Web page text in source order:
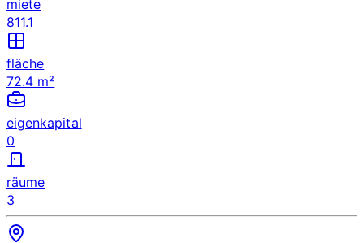
miete
811.1
fläche
72.4 m²
eigenkapital
0
räume
3